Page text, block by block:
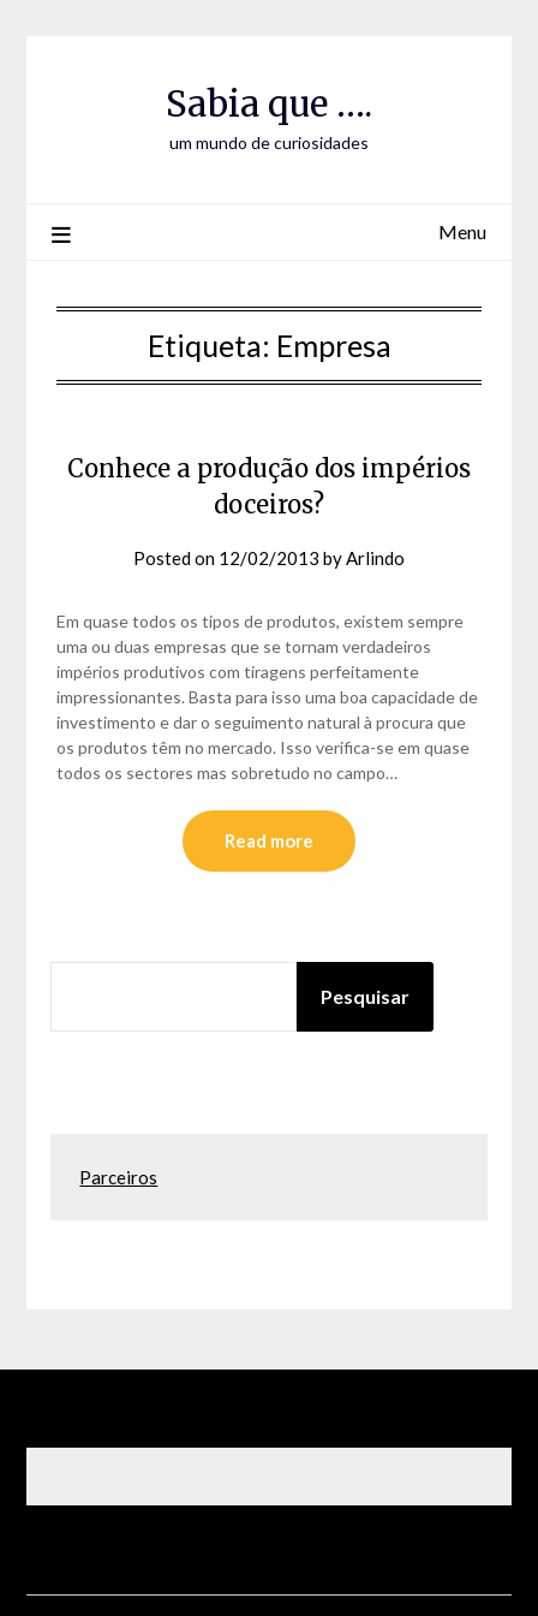
Sabia que ….
um mundo de curiosidades
Menu
Etiqueta: Empresa
Conhece a produção dos impérios
doceiros?
Posted on 12/02/2013 byArlindo
Em quase todos os tipos de produtos, existem sempre
uma ou duas empresas que se tornam verdadeiros
impérios produtivos com tiragens perfeitamente
impressionantes. Basta para isso uma boa capacidade de
investimento e dar o seguimento natural à procura que
os produtos têm no mercado. Isso verifica-se em quase
todos os sectores mas sobretudo no campo…
Read more
Pesquisar
Parceiros